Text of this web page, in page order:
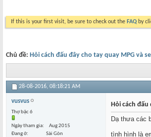
If this is your first visit, be sure to check out the FAQ by
Chủ đề: Hỏi cách đấu đây cho tay quay MPG và
28-08-2016, 08:18:21 AM
vusvus
Thợ bậc 6
Ngày tham gia
Aug 2015
Đang ở
Sài Gòn
Hỏi cách đấu
Dạ thưa các
tình hình là